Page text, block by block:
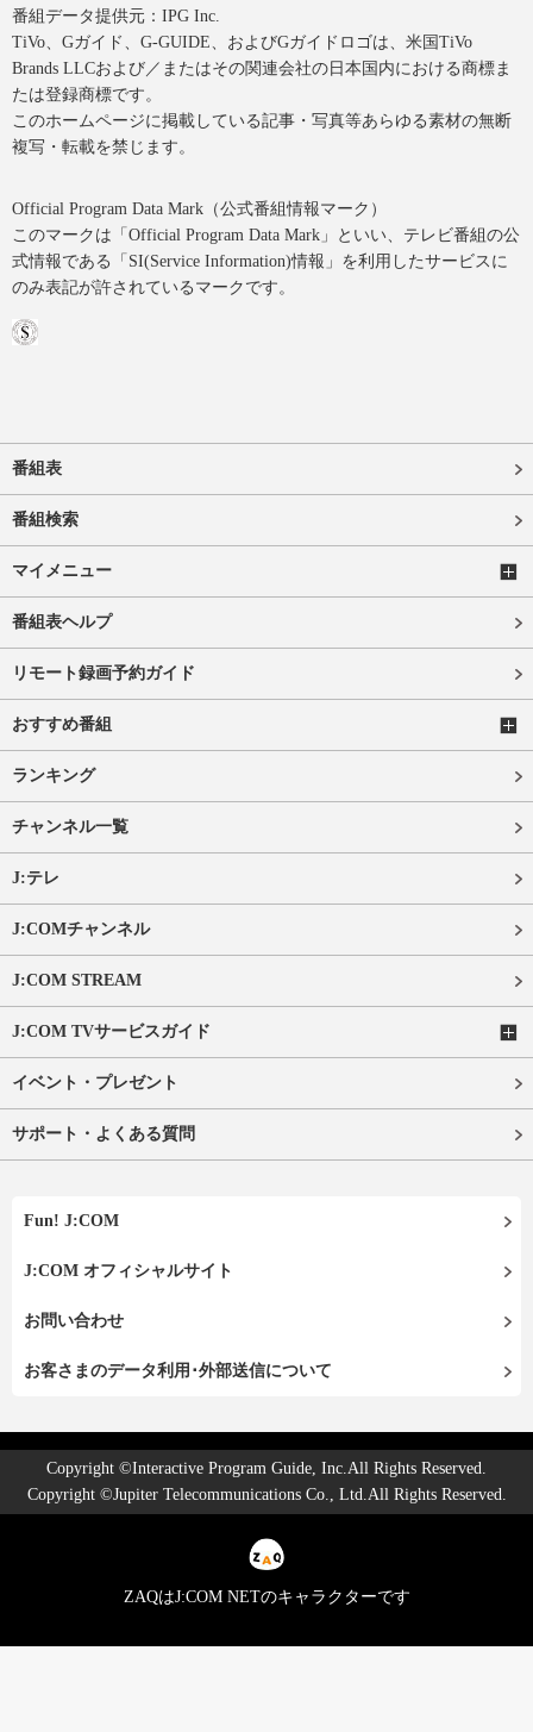
番組データ提供元：IPG Inc.
TiVo、Gガイド、G-GUIDE、およびGガイドロゴは、米国TiVo
Brands LLCおよび／またはその関連会社の日本国内における商標ま
たは登録商標です。
このホームページに掲載している記事・写真等あらゆる素材の無断
複写・転載を禁じます。
Official Program Data Mark（公式番組情報マーク）
このマークは「Official Program Data Mark」といい、テレビ番組の公
式情報である「SI(Service Information)情報」を利用したサービスに
のみ表記が許されているマークです。
番組表
番組検索
マイメニュー
番組表ヘルプ
リモート録画予約ガイド
おすすめ番組
ランキング
チャンネル一覧
J:テレ
J:COMチャンネル
J:COM STREAM
J:COM TVサービスガイド
イベント・プレゼント
サポート・よくある質問
Fun! J:COM
J:COM オフィシャルサイト
お問い合わせ
お客さまのデータ利用･外部送信について
Copyright ©Interactive Program Guide, Inc.All Rights Reserved.
Copyright ©Jupiter Telecommunications Co., Ltd.All Rights Reserved.
ZAQはJ:COM NETのキャラクターです